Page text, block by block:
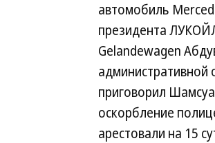
автомобиль
президента
Gelandewagen
административной
приговорил
оскорбление
арестовали на 15